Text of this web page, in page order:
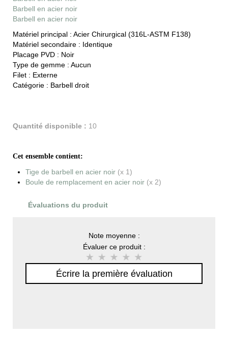
Barbell en acier noir
Barbell en acier noir
Matériel principal : Acier Chirurgical (316L-ASTM F138)
Matériel secondaire : Identique
Placage PVD : Noir
Type de gemme : Aucun
Filet : Externe
Catégorie : Barbell droit
Quantité disponible : 10
Cet ensemble contient:
Tige de barbell en acier noir (x 1)
Boule de remplacement en acier noir (x 2)
Évaluations du produit
Note moyenne :
Évaluer ce produit :
Écrire la première évaluation